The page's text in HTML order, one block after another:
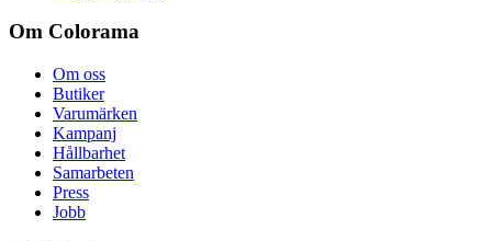
Om Colorama
Om oss
Butiker
Varumärken
Kampanj
Hållbarhet
Samarbeten
Press
Jobb